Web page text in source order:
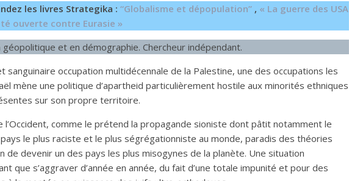
les livres Strategika : “Globalisme et dépopulation” , « La guerre des USA
ouverte contre Eurasie »
et en démographie. Chercheur indépendant.
sanguinaire occupation multidécennale de la Palestine, une des occupations les
mène une politique d’apartheid particulièrement hostile aux minorités ethniques
sur son propre territoire.
l’Occident, comme le prétend la propagande sioniste dont pâtit notamment le
le plus raciste et le plus ségrégationniste au monde, paradis des théories
de devenir un des pays les plus misogynes de la planète. Une situation
que s’aggraver d’année en année, du fait d’une totale impunité et pour des